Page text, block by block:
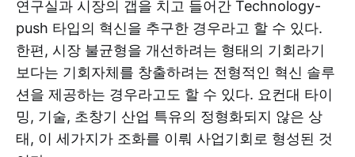
연구실과 시장의 갭을 치고 들어간 Technology-
push 타입의 혁신을 추구한 경우라고 할 수 있다.
한편, 시장 불균형을 개선하려는 형태의 기회라기
보다는 기회자체를 창출하려는 전형적인 혁신 솔루
션을 제공하는 경우라고도 할 수 있다. 요컨대 타이
밍, 기술, 초창기 산업 특유의 정형화되지 않은 상
태, 이 세가지가 조화를 이뤄 사업기회로 형성된 것